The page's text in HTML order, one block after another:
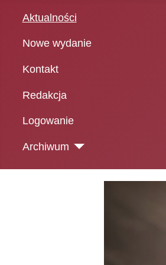
Aktualności
Nowe wydanie
Kontakt
Redakcja
Logowanie
Archiwum